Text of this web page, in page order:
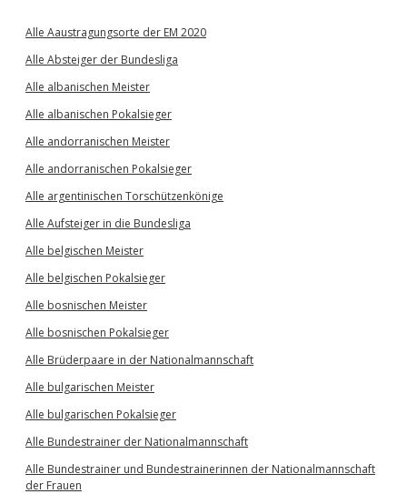
Alle Aaustragungsorte der EM 2020
Alle Absteiger der Bundesliga
Alle albanischen Meister
Alle albanischen Pokalsieger
Alle andorranischen Meister
Alle andorranischen Pokalsieger
Alle argentinischen Torschützenkönige
Alle Aufsteiger in die Bundesliga
Alle belgischen Meister
Alle belgischen Pokalsieger
Alle bosnischen Meister
Alle bosnischen Pokalsieger
Alle Brüderpaare in der Nationalmannschaft
Alle bulgarischen Meister
Alle bulgarischen Pokalsieger
Alle Bundestrainer der Nationalmannschaft
Alle Bundestrainer und Bundestrainerinnen der Nationalmannschaft
der Frauen